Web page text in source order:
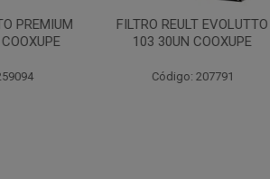
EVOLUTTO
FILTRO PAPEL EVOLUTTO
102 30UN COOXUPE
Código: 259097